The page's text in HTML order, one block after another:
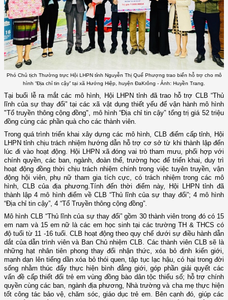
Phó Chủ tịch Thường trực Hội LHPN tỉnh Nguyễn Thị Quế Phượng trao biển hỗ trợ cho mô
hình “Địa chỉ tin cậy” tại xã Hướng Hiệp, huyện ĐaKrông - Ảnh: Huyền Trang.
Tại buổi lễ ra mắt các mô hình, Hội LHPN tỉnh đã trao hỗ trợ CLB “Thủ
lĩnh của sự thay đổi” tại các xã vật dụng thiết yếu để vận hành mô hình
"Tổ truyền thông cộng đồng", mô hình “Địa chỉ tin cậy” tổng trị giá 52 triệu
đồng cùng các phần quà cho các thành viên.
Trong quá trình triển khai xây dựng các mô hình, CLB điểm cấp tỉnh, Hội
LHPN tỉnh chịu trách nhiệm hướng dẫn hỗ trợ cơ sở từ khi thành lập đến
lúc đi vào hoạt động. Hội LHPN xã đóng vai trò tham mưu, phối hợp với
chính quyền, các ban, ngành, đoàn thể, trường học để triển khai, duy trì
hoạt động đồng thời chịu trách nhiệm chính trong việc tuyên truyền, vận
động hội viên, phụ nữ tham gia tích cực, có trách nhiệm trong các mô
hình, CLB của địa phương.Tính đến thời điểm này, Hội LHPN tỉnh đã
thành lập 4 mô hình điểm về CLB “Thủ lĩnh của sự thay đổi”; 4 mô hình
“Địa chỉ tin cậy”, 4 “Tổ Truyền thông cộng đồng”.
Mô hình CLB “Thủ lĩnh của sự thay đổi” gồm 30 thành viên trong đó có 15
em nam và 15 em nữ là các em học sinh tại các trường TH & THCS có
độ tuổi từ 11 -16 tuổi. CLB hoạt động theo quy chế dưới sự điều hành dẫn
dắt của dẫn trình viên và Ban Chủ nhiệm CLB. Các thành viên CLB sẽ là
những hạt nhân tiên phong thay đổi nhận thức, xóa bỏ định kiến giới,
mạnh dạn lên tiếng dần xóa bỏ thói quen, tập tục lạc hậu, có hại trong đời
sống nhằm thúc đẩy thực hiện bình đẳng giới, góp phần giải quyết các
vấn đề cấp thiết đối trẻ em vùng đồng bào dân tộc thiểu số; hỗ trợ chính
quyền cùng các ban, ngành địa phương, Nhà trường và cha mẹ thực hiện
tốt công tác bảo vệ, chăm sóc, giáo dục trẻ em. Bên cạnh đó, giúp các